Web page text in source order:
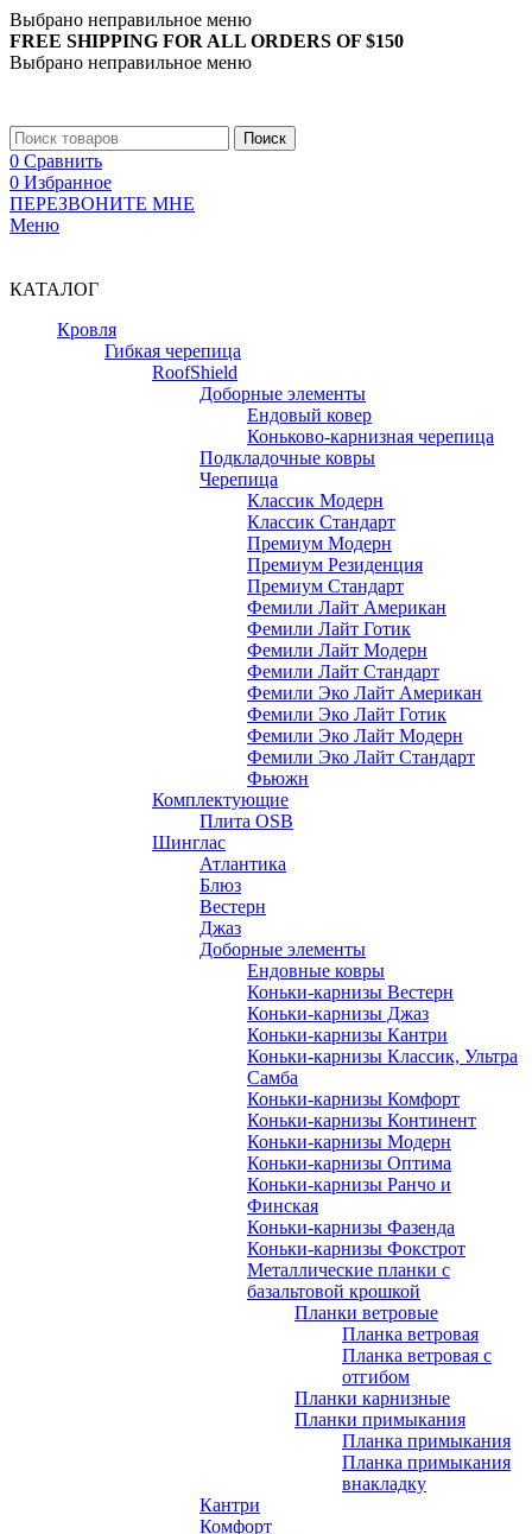
Выбрано неправильное меню
FREE SHIPPING FOR ALL ORDERS OF $150
Выбрано неправильное меню
Поиск
0 Сравнить
0 Избранное
ПЕРЕЗВОНИТЕ МНЕ
Меню
КАТАЛОГ
Кровля
Гибкая черепица
RoofShield
Доборные элементы
Ендовый ковер
Коньково-карнизная черепица
Подкладочные ковры
Черепица
Классик Модерн
Классик Стандарт
Премиум Модерн
Премиум Резиденция
Премиум Стандарт
Фемили Лайт Американ
Фемили Лайт Готик
Фемили Лайт Модерн
Фемили Лайт Стандарт
Фемили Эко Лайт Американ
Фемили Эко Лайт Готик
Фемили Эко Лайт Модерн
Фемили Эко Лайт Стандарт
Фьюжн
Комплектующие
Плита OSB
Шинглас
Атлантика
Блюз
Вестерн
Джаз
Доборные элементы
Ендовные ковры
Коньки-карнизы Вестерн
Коньки-карнизы Джаз
Коньки-карнизы Кантри
Коньки-карнизы Классик, Ультра
Самба
Коньки-карнизы Комфорт
Коньки-карнизы Континент
Коньки-карнизы Модерн
Коньки-карнизы Оптима
Коньки-карнизы Ранчо и
Финская
Коньки-карнизы Фазенда
Коньки-карнизы Фокстрот
Металлические планки с
базальтовой крошкой
Планки ветровые
Планка ветровая
Планка ветровая с
отгибом
Планки карнизные
Планки примыкания
Планка примыкания
Планка примыкания
внакладку
Кантри
Комфорт